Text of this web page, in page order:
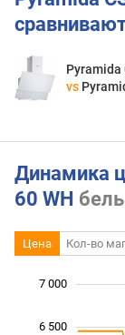
Pyramida
vs
Динамика
60 WH
Цена Кол-во
6 500
7 000